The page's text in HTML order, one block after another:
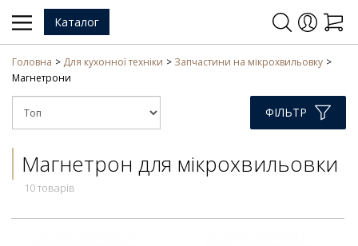
Каталог
Головна Для кухонної техніки
Запчастини на мікрохвильовку
Магнетрони
ФІЛЬТР
Магнетрон для мікрохвильовки
10 товарів